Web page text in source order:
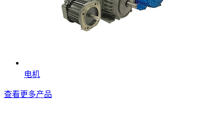
电机
查看更多产品